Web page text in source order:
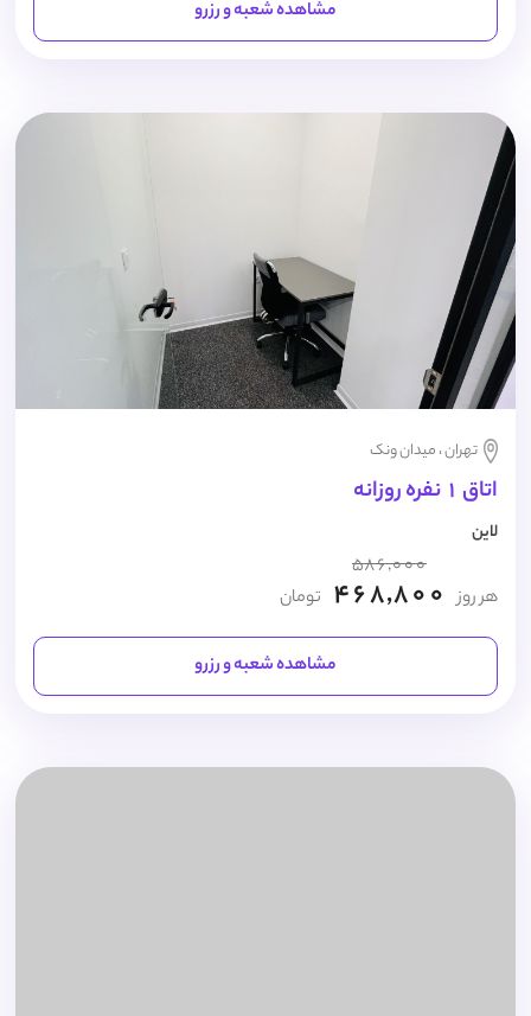
مشاهده شعبه و رزرو
تهران ، میدان ونک
اتاق 1 نفره روزانه
لاین
هر روز
586,000
468,800 تومان
مشاهده شعبه و رزرو